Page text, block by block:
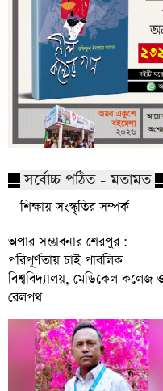
সর্বোচ্চ পঠিত - মতামত
শিক্ষায় সংস্কৃতির সম্পর্ক
অপার সম্ভাবনার শেরপুর :
পরিপূর্ণতায় চাই পাবলিক
বিশ্ববিদ্যালয়, মেডিকেল কলেজ
রেলপথ